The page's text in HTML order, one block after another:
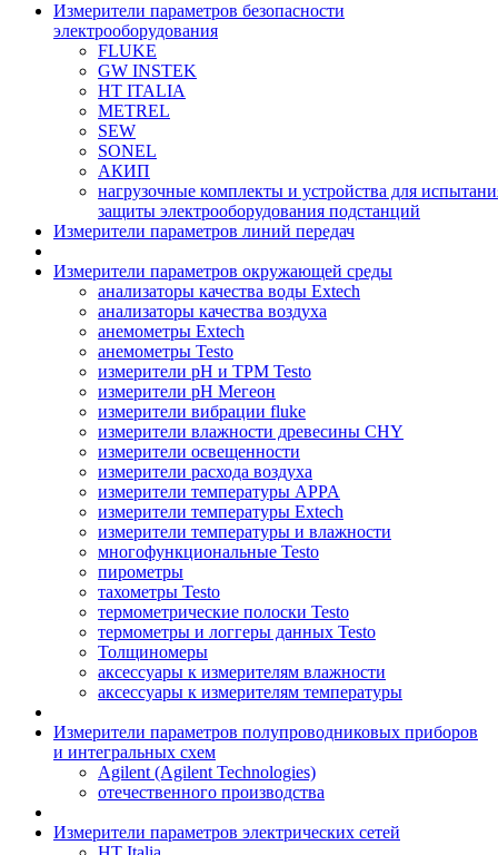
Измерители параметров безопасности
электрооборудования
FLUKE
GW INSTEK
HT ITALIA
METREL
SEW
SONEL
АКИП
нагрузочные комплекты и устройства для
защиты электрооборудования подстанций
Измерители параметров линий передач
Измерители параметров окружающей среды
анализаторы качества воды Extech
анализаторы качества воздуха
анемометры Extech
анемометры Testo
измерители pH и ТРМ Testo
измерители pH Мегеон
измерители вибрации fluke
измерители влажности древесины CHY
измерители освещенности
измерители расхода воздуха
измерители температуры APPA
измерители температуры Extech
измерители температуры и влажности
многофункциональные Testo
пирометры
тахометры Testo
термометрические полоски Testo
термометры и логгеры данных Testo
Толщиномеры
аксессуары к измерителям влажности
аксессуары к измерителям температуры
Измерители параметров полупроводниковых приборов
и интегральных схем
Agilent (Agilent Technologies)
отечественного производства
Измерители параметров электрических сетей